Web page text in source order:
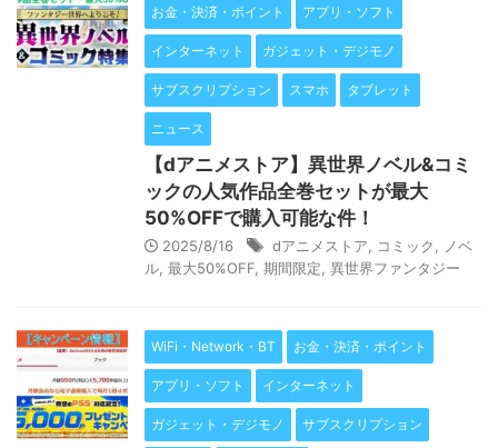
お金・決済・ポイント アプリ・ソフト
インターネット ガジェット・デジモノ
サブスクリプション スマホ タブレット
ニュース
【dアニメストア】異世界ノベル&コミ
ックの人気作品全巻セットが最大
50%OFFで購入可能な件！
2025/8/16 dアニメストア コミック
ノベ
ル 最大50%OFF 期間限定 異世界ファンタジー
WiFi・Network・BT お金・決済・ポイント
アプリ・ソフト インターネット
ガジェット・デジモノ サブスクリプション